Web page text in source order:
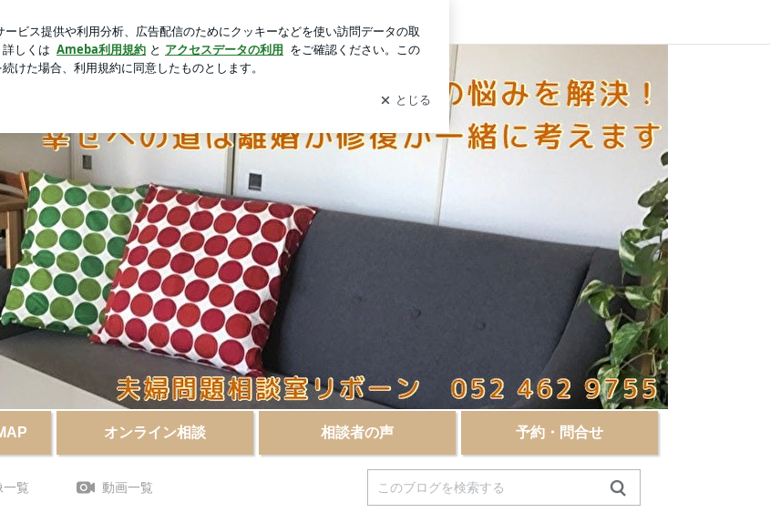
セリングなら名古屋のリボーンへ！幸せへの道は離婚か修復か一緒に考えます
ン
一覧 動画一覧
オンライン相談 相談者の声 予約・問合せ